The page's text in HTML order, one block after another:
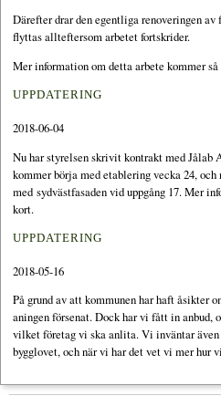
Därefter drar den egentliga renoveringen
flyttas allteftersom arbetet fortskrider.
Mer information om detta arbete kommer
UPPDATERING
2018-06-04
Nu har styrelsen skrivit kontrakt med Jålab
kommer börja med etablering vecka 24,
med sydvästfasaden vid uppgång 17. Mer
kort.
UPPDATERING
2018-05-16
På grund av att kommunen har haft åsikter
aningen försenat. Dock har vi fått in anbud,
vilket företag vi ska anlita. Vi inväntar även
bygglovet, och när vi har det vet vi mer hur